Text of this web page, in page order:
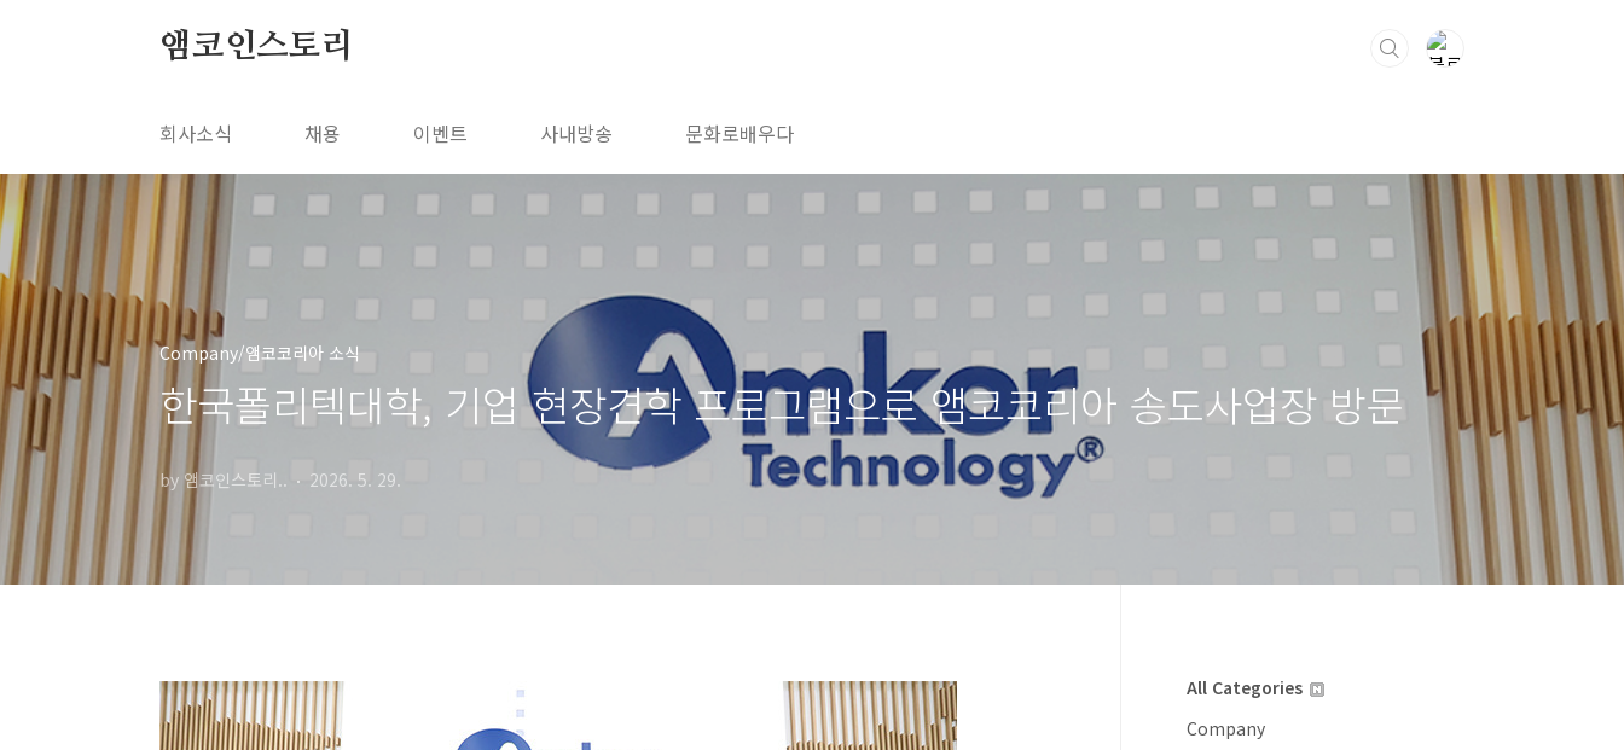
앰코인스토리
회사소식 채용 이벤트 사내방송 문화로배우다
Company/앰코코리아 소식
한국폴리텍대학, 기업 현장견학 프로그램으로 앰코코리아 송도사업장 방문
by 앰코인스토리.. 2026. 5. 29.
All Categories
Company